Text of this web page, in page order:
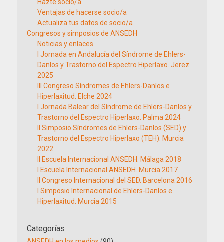
Hazte socio/a
Ventajas de hacerse socio/a
Actualiza tus datos de socio/a
Congresos y simposios de ANSEDH
Noticias y enlaces
I Jornada en Andalucía del Síndrome de Ehlers-
Danlos y Trastorno del Espectro Hiperlaxo. Jerez
2025
III Congreso Síndromes de Ehlers-Danlos e
Hiperlaxitud. Elche 2024
I Jornada Balear del Síndrome de Ehlers-Danlos y
Trastorno del Espectro Hiperlaxo. Palma 2024
II Simposio Síndromes de Ehlers-Danlos (SED) y
Trastorno del Espectro Hiperlaxo (TEH). Murcia
2022
II Escuela Internacional ANSEDH. Málaga 2018
I Escuela Internacional ANSEDH. Murcia 2017
II Congreso Internacional del SED. Barcelona 2016
I Simposio Internacional de Ehlers-Danlos e
Hiperlaxitud. Murcia 2015
Categorías